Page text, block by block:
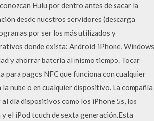
Hulu por dentro antes de sacar la
desde nuestros servidores (descarga
por ser los más utilizados y
donde exista: Android, iPhone, Windows
y ahorrar batería al mismo tiempo. Tocar
para pagos NFC que funciona con cualquier
nube o en cualquier dispositivo. La compañía
día dispositivos como los iPhone 5s, los
el iPod touch de sexta generación.Esta